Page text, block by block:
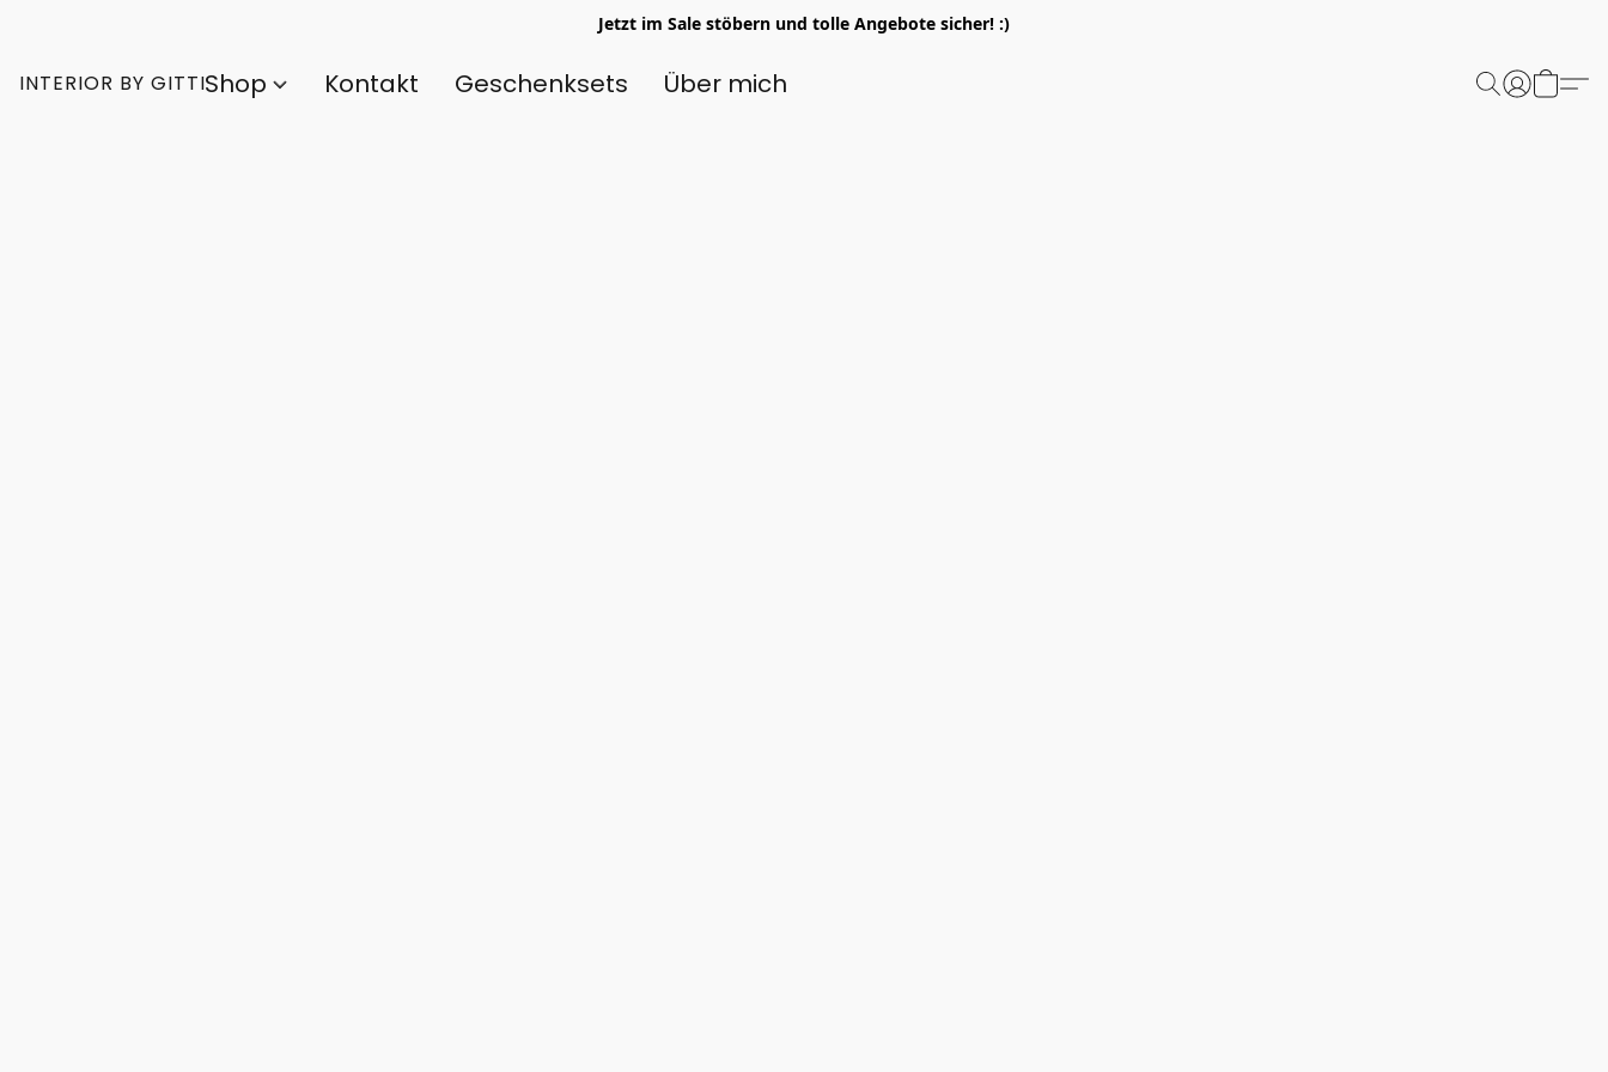
Jetzt im Sale stöbern und tolle Angebote sicher! :)
INTERIOR BY GITTIShop Kontakt Geschenksets Über mich